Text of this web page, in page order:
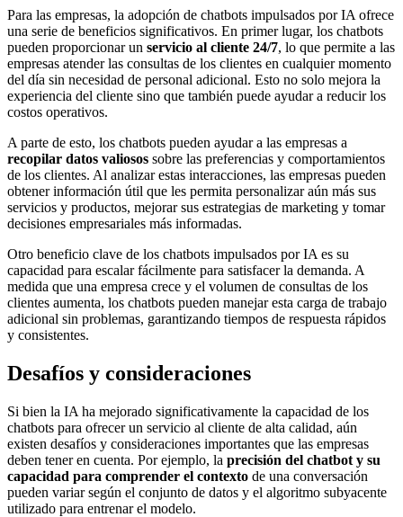
Para las empresas, la adopción de chatbots impulsados por IA ofrece
una serie de beneficios significativos. En primer lugar, los chatbots
pueden proporcionar un servicio al cliente 24/7, lo que permite a las
empresas atender las consultas de los clientes en cualquier momento
del día sin necesidad de personal adicional. Esto no solo mejora la
experiencia del cliente sino que también puede ayudar a reducir los
costos operativos.
A parte de esto, los chatbots pueden ayudar a las empresas a
recopilar datos valiosos sobre las preferencias y comportamientos
de los clientes. Al analizar estas interacciones, las empresas pueden
obtener información útil que les permita personalizar aún más sus
servicios y productos, mejorar sus estrategias de marketing y tomar
decisiones empresariales más informadas.
Otro beneficio clave de los chatbots impulsados por IA es su
capacidad para escalar fácilmente para satisfacer la demanda. A
medida que una empresa crece y el volumen de consultas de los
clientes aumenta, los chatbots pueden manejar esta carga de trabajo
adicional sin problemas, garantizando tiempos de respuesta rápidos
y consistentes.
Desafíos y consideraciones
Si bien la IA ha mejorado significativamente la capacidad de los
chatbots para ofrecer un servicio al cliente de alta calidad, aún
existen desafíos y consideraciones importantes que las empresas
deben tener en cuenta. Por ejemplo, la precisión del chatbot y su
capacidad para comprender el contexto de una conversación
pueden variar según el conjunto de datos y el algoritmo subyacente
utilizado para entrenar el modelo.